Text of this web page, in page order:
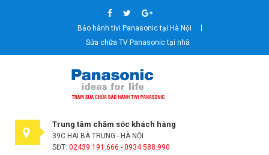
Bảo hành tivi Panasonic tại Hà Nội
Sửa chữa TV Panasonic tại nhà
Trung tâm chăm sóc khách hàng
39C HAI BÀ TRƯNG - HÀ NỘI
SĐT: 02439.191.666 - 0934.588.990